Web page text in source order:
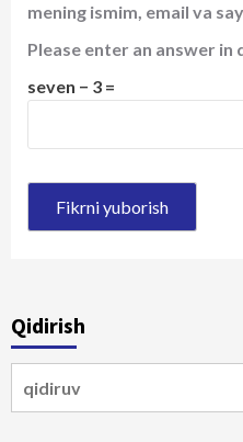
mening ismim, email va
Please enter an answer in
seven − 3 =
Qidirish